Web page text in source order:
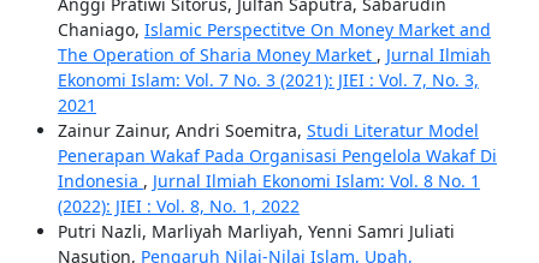
Chaniago, Islamic Perspectitve On Money Market and
The Operation of Sharia Money Market , Jurnal Ilmiah
Ekonomi Islam: Vol. 7 No. 3 (2021): JIEI : Vol. 7, No. 3,
2021
Zainur Zainur, Andri Soemitra, Studi Literatur Model
Penerapan Wakaf Pada Organisasi Pengelola Wakaf Di
Indonesia , Jurnal Ilmiah Ekonomi Islam: Vol. 8 No. 1
(2022): JIEI : Vol. 8, No. 1, 2022
Putri Nazli, Marliyah Marliyah, Yenni Samri Juliati
Nasution, Pengaruh Nilai-Nilai Islam, Upah,